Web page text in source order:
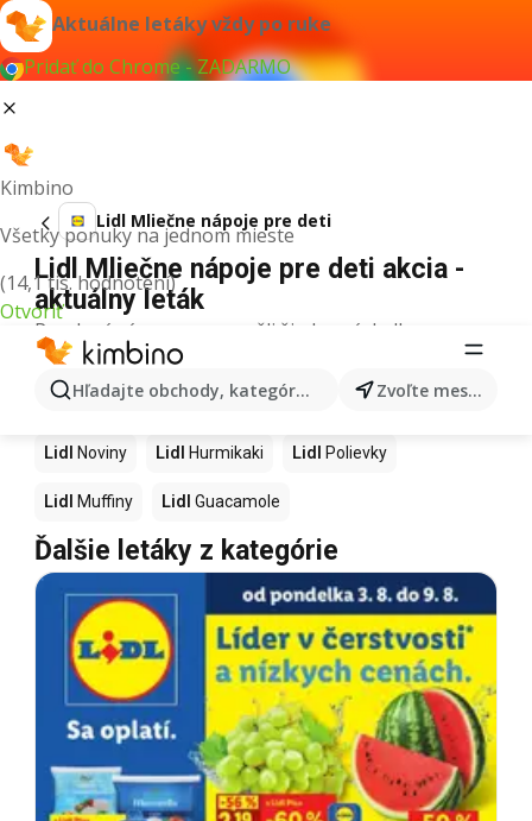
Aktuálne letáky vždy po ruke
Pridať do Chrome - ZADARMO
Kimbino
Všetky ponuky na jednom mieste
(14,1 tis. hodnotení)
Otvoriť
Hľadajte obchody, kategórie, produkty... Zvoľte mesto
Lidl Mliečne nápoje pre deti
Lidl Mliečne nápoje pre deti akcia -
aktuálny leták
Pre daný výraz sme nenašli žiadne výsledky.
Ďalšie produkty v obchodoch Lidl
Lidl Kapor Ashwagandha Nintendo Switch
Lidl Noviny Lidl Hurmikaki Lidl Polievky
Lidl Muffiny Lidl Guacamole
Ďalšie letáky z kategórie